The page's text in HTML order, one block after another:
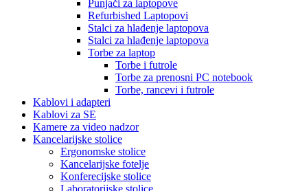
Punjači za laptopove
Refurbished Laptopovi
Stalci za hlađenje laptopova
Stalci za hlađenje laptopova
Torbe za laptop
Torbe i futrole
Torbe za prenosni PC notebook
Torbe, rancevi i futrole
Kablovi i adapteri
Kablovi za SE
Kamere za video nadzor
Kancelarijske stolice
Ergonomske stolice
Kancelarijske fotelje
Konferecijske stolice
Laboratorijske stolice